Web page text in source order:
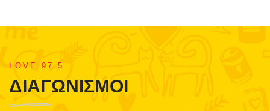
LOVE 97.5
ΔΙΑΓΩΝΙΣΜΟΙ